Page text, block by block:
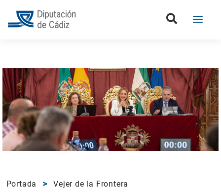
Portada Vejer de la Frontera